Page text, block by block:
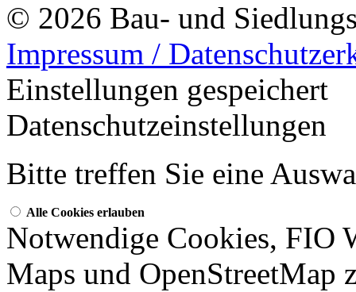
© 2026 Bau- und
Impressum /
Einstellungen gespeichert
Datenschutzeinstellungen
Bitte treffen Sie eine
Alle Cookies erlauben
Notwendige Cookies, FIO
Maps und OpenStreetMap